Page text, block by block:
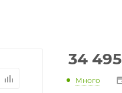
34 495
Много